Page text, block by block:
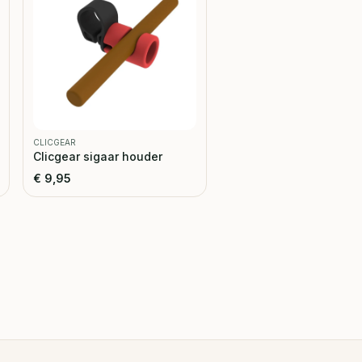
CLICGEAR
Clicgear sigaar houder
€ 9,95